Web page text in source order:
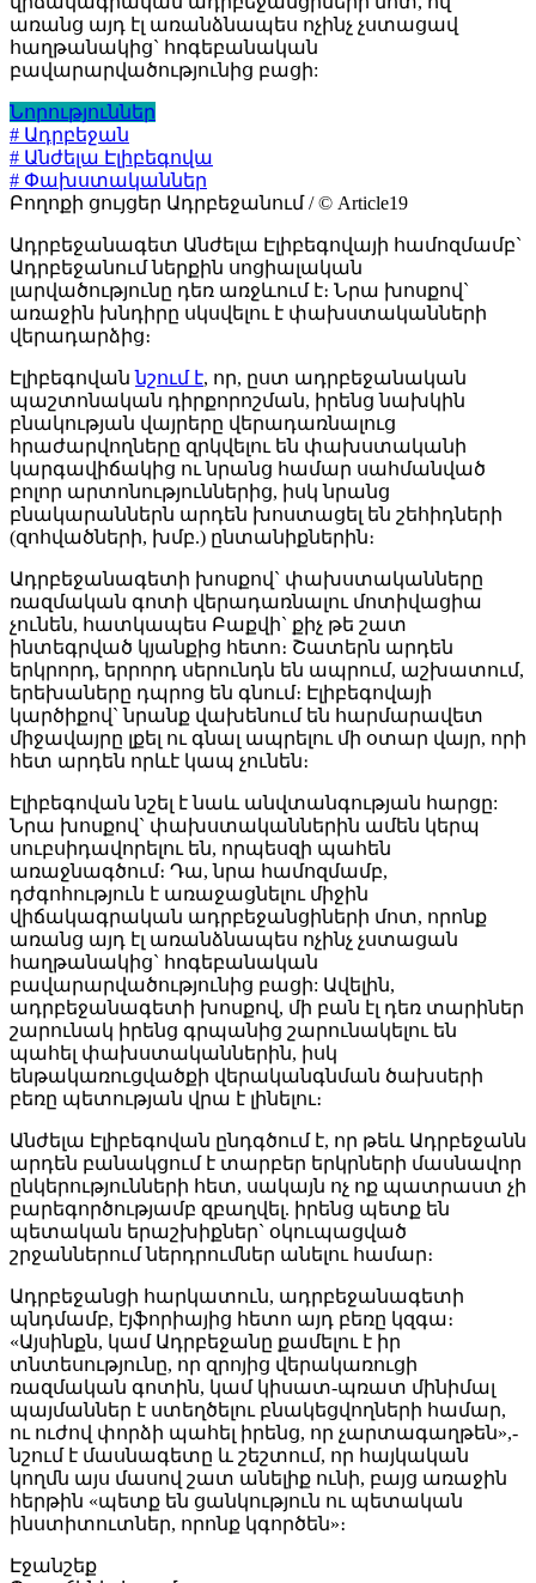
առանց այդ էլ առանձնապես ոչինչ չստացավ
հաղթանակից` հոգեբանական
բավարարվածությունից բացի:
Նորություններ
# Ադրբեջան
# Անժելա Էլիբեգովա
# Փախստականներ
Բողոքի ցույցեր Ադրբեջանում / © Article19
Ադրբեջանագետ Անժելա Էլիբեգովայի համոզմամբ`
Ադրբեջանում ներքին սոցիալական
լարվածությունը դեռ առջևում է։ Նրա խոսքով`
առաջին խնդիրը սկսվելու է փախստականների
վերադարձից։
Էլիբեգովաննշում է, որ, ըստ ադրբեջանական
պաշտոնական դիրքորոշման, իրենց նախկին
բնակության վայրերը վերադառնալուց
հրաժարվողները զրկվելու են փախստականի
կարգավիճակից ու նրանց համար սահմանված
բոլոր արտոնություններից, իսկ նրանց
բնակարաններն արդեն խոստացել են շեհիդների
(զոհվածների, խմբ.) ընտանիքներին։
Ադրբեջանագետի խոսքով` փախստականները
ռազմական գոտի վերադառնալու մոտիվացիա
չունեն, հատկապես Բաքվի` քիչ թե շատ
ինտեգրված կյանքից հետո։ Շատերն արդեն
երկրորդ, երրորդ սերունդն են ապրում, աշխատում,
երեխաները դպրոց են գնում։ Էլիբեգովայի
կարծիքով` նրանք վախենում են հարմարավետ
միջավայրը լքել ու գնալ ապրելու մի օտար վայր, որի
հետ արդեն որևէ կապ չունեն։
Էլիբեգովան նշել է նաև անվտանգության հարցը:
Նրա խոսքով` փախստականներին ամեն կերպ
սուբսիդավորելու են, որպեսզի պահեն
առաջնագծում։ Դա, նրա համոզմամբ,
դժգոհություն է առաջացնելու միջին
վիճակագրական ադրբեջանցիների մոտ, որոնք
առանց այդ էլ առանձնապես ոչինչ չստացան
հաղթանակից` հոգեբանական
բավարարվածությունից բացի: Ավելին,
ադրբեջանագետի խոսքով, մի բան էլ դեռ տարիներ
շարունակ իրենց գրպանից շարունակելու են
պահել փախստականներին, իսկ
ենթակառուցվածքի վերականգնման ծախսերի
բեռը պետության վրա է լինելու։
Անժելա Էլիբեգովան ընդգծում է, որ թեև Ադրբեջանն
արդեն բանակցում է տարբեր երկրների մասնավոր
ընկերությունների հետ, սակայն ոչ ոք պատրաստ չի
բարեգործությամբ զբաղվել. իրենց պետք են
պետական երաշխիքներ` օկուպացված
շրջաններում ներդրումներ անելու համար։
Ադրբեջանցի հարկատուն, ադրբեջանագետի
պնդմամբ, էյֆորիայից հետո այդ բեռը կզգա։
«Այսինքն, կամ Ադրբեջանը քամելու է իր
տնտեսությունը, որ զրոյից վերակառուցի
ռազմական գոտին, կամ կիսատ-պռատ մինիմալ
պայմաններ է ստեղծելու բնակեցվողների համար,
ու ուժով փորձի պահել իրենց, որ չարտագաղթեն»,-
նշում է մասնագետը և շեշտում, որ հայկական
կողմն այս մասով շատ անելիք ունի, բայց առաջին
հերթին «պետք են ցանկություն ու պետական
ինստիտուտներ, որոնք կգործեն»։
Էջանշեք